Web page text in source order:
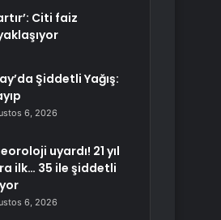
Citi faiz
Şiddetli Yağış:
6, 2026
uyardı! 21 yıl
ilk… 35 ile şiddetli
6, 2026